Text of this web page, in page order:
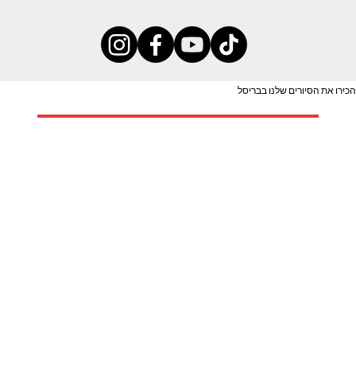
הכירו את הסיורים שלנו בבריסל